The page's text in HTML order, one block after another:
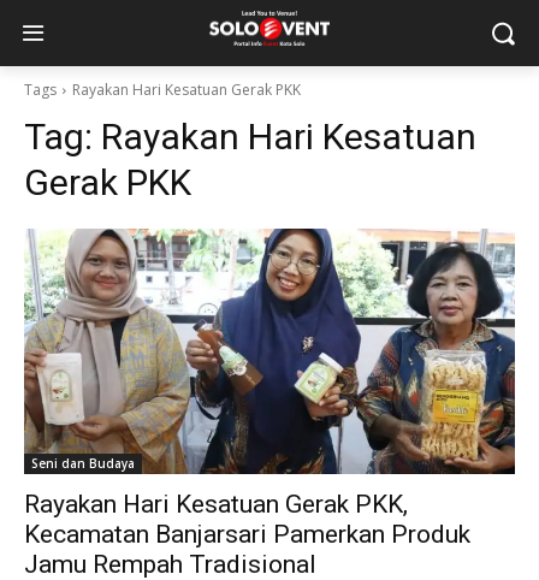
Tags Rayakan Hari Kesatuan Gerak PKK
Tag: Rayakan Hari Kesatuan
Gerak PKK
Seni dan Budaya
Rayakan Hari Kesatuan Gerak PKK,
Kecamatan Banjarsari Pamerkan Produk
Jamu Rempah Tradisional